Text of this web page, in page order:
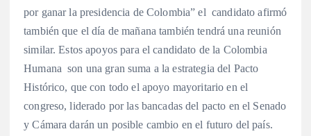
por ganar la presidencia de Colombia” el candidato afirmó
también que el día de mañana también tendrá una reunión
similar. Estos apoyos para el candidato de la Colombia
Humana son una gran suma a la estrategia del Pacto
Histórico, que con todo el apoyo mayoritario en el
congreso, liderado por las bancadas del pacto en el Senado
y Cámara darán un posible cambio en el futuro del país.